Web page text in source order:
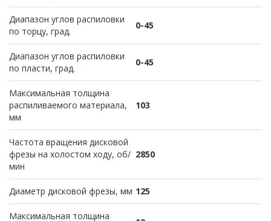
Диапазон углов распиловки
по торцу, град.
0-45
Диапазон углов распиловки
по пласти, град.
0-45
Максимальная толщина
распиливаемого материала,
мм
103
Частота вращения дисковой
фрезы на холостом ходу, об/
мин
2850
Диаметр дисковой фрезы, мм 125
Максимальная толщина